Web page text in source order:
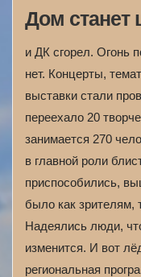
Дом станет
и ДК сгорел. Огонь
нет. Концерты,
выставки стали
переехало 20
занимается 270
в главной роли
приспособились,
было как зрителям,
Надеялись люди,
изменится. И вот
региональная